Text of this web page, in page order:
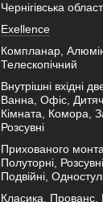
Чернігівська
Exellence
Компланар,
Телескопічний
Внутрішні вхідні
Ванна, Офіс,
Кімната, Комора,
Розсувні
Прихованого
Полуторні,
Подвійні,
Класика Прованс